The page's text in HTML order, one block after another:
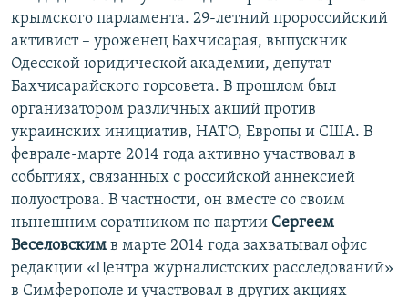
крымского парламента. 29-летний пророссийский
активист – уроженец Бахчисарая, выпускник
Одесской юридической академии, депутат
Бахчисарайского горсовета. В прошлом был
организатором различных акций против
украинских инициатив, НАТО, Европы и США. В
феврале-марте 2014 года активно участвовал в
событиях, связанных с российской аннексией
полуострова. В частности, он вместе со своим
нынешним соратником по партии Сергеем
Веселовским в марте 2014 года захватывал офис
редакции «Центра журналистских расследований»
в Симферополе и участвовал в других акциях